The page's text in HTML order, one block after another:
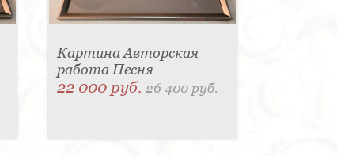
Картина Авторская
работа Песня
22 000 руб.26 400 руб.